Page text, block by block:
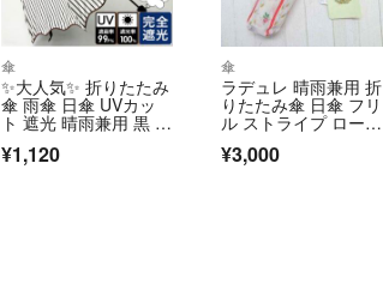
傘
✨大人気✨ 折りたたみ
傘 雨傘 日傘 UVカッ
ト 遮光 晴雨兼用 黒 ス
¥1,120
傘
ラデュレ 晴雨兼用 折
りたたみ傘 日傘 フリ
ル ストライプ ロー
¥3,000